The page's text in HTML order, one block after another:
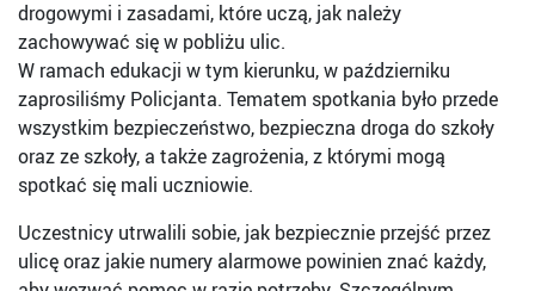
drogowymi i zasadami, które uczą, jak należy
zachowywać się w pobliżu ulic.
W ramach edukacji w tym kierunku, w październiku
zaprosiliśmy Policjanta. Tematem spotkania było przede
wszystkim bezpieczeństwo, bezpieczna droga do szkoły
oraz ze szkoły, a także zagrożenia, z którymi mogą
spotkać się mali uczniowie.
Uczestnicy utrwalili sobie, jak bezpiecznie przejść przez
ulicę oraz jakie numery alarmowe powinien znać każdy,